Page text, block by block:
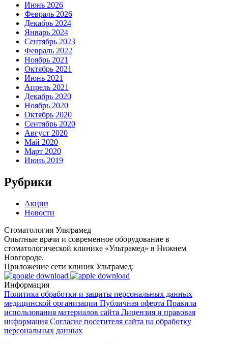
Июнь 2026
Февраль 2026
Декабрь 2024
Январь 2024
Сентябрь 2023
Февраль 2022
Ноябрь 2021
Октябрь 2021
Июнь 2021
Апрель 2021
Декабрь 2020
Ноябрь 2020
Октябрь 2020
Сентябрь 2020
Август 2020
Май 2020
Март 2020
Июнь 2019
Рубрики
Акции
Новости
Стоматология Ультрамед
Опытные врачи и современное оборудование в
стоматологической клинике «Ультрамед» в Нижнем
Новгороде.
Приложение сети клиник Ультрамед:
Информация
Политика обработки и защиты персональных данных
медицинской организации Публичная оферта Правила
использования материалов сайта Лицензия и правовая
информация Согласие посетителя сайта на обработку
персональных данных